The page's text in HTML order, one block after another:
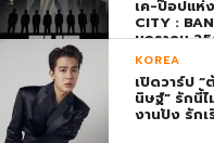
เค-ป๊อปแห่ง
CITY :
มกราคม
ตอบรับยิ่งใ
ทุกที่นั่งทันที
KOREA
เปิดวาร์ป “
นิษฐ์” รักนี้
งานปัง รักเ